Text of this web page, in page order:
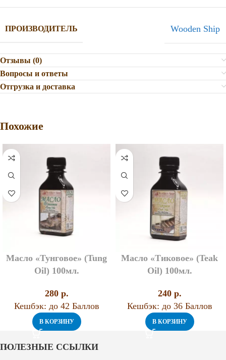
ПРОИЗВОДИТЕЛЬ Wooden Ship
Отзывы (0)
Вопросы и ответы
Отгрузка и доставка
Похожие
Масло «Тунговое» (Tung
Oil) 100мл.
280 p.
Кешбэк: до 42 Баллов
В КОРЗИНУ
Масло «Тиковое» (Teak
Oil) 100мл.
240 p.
Кешбэк: до 36 Баллов
В КОРЗИНУ
ПОЛЕЗНЫЕ ССЫЛКИ